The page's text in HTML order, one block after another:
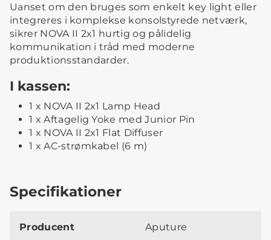
Uanset om den bruges som enkelt key light eller
integreres i komplekse konsolstyrede netværk,
sikrer NOVA II 2x1 hurtig og pålidelig
kommunikation i tråd med moderne
produktionsstandarder.
I kassen:
1 x NOVA II 2x1 Lamp Head
1 x Aftagelig Yoke med Junior Pin
1 x NOVA II 2x1 Flat Diffuser
1 x AC-strømkabel (6 m)
Specifikationer
Producent Aputure